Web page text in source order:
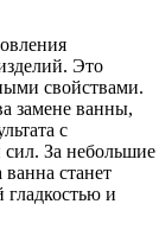
Это
свойствами.
замене ванны,
с
За небольшие
станет
гладкостью и